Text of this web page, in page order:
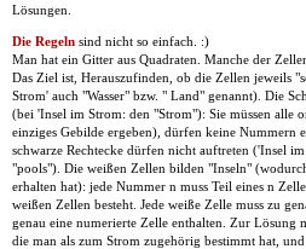
Lösungen.
Die Regeln sind nicht so einfach. :)
Man hat ein Gitter aus Quadraten. Manche der
Das Ziel ist, Herauszufinden, ob die Zellen jeweils
Strom' auch "Wasser" bzw. " Land" genannt). Die
(bei 'Insel im Strom: den "Strom"): Sie müssen alle
einziges Gebilde ergeben), dürfen keine Nummern
schwarze Rechtecke dürfen nicht auftreten ('Insel
"pools"). Die weißen Zellen bilden "Inseln"
erhalten hat): jede Nummer n muss Teil eines n
weißen Zellen besteht. Jede weiße Zelle muss zu
genau eine numerierte Zelle enthalten. Zur Lösung
die man als zum Strom zugehörig bestimmt hat,